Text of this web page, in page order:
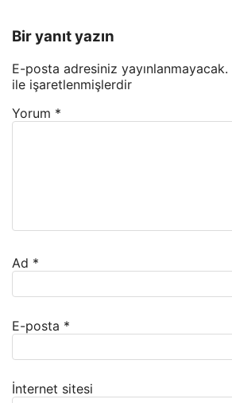
Bir yanıt yazın
E-posta adresiniz yayınlanmayacak.
ile işaretlenmişlerdir
Yorum *
Ad *
E-posta *
İnternet sitesi